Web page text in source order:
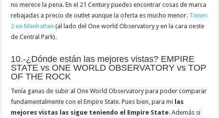
no merece la pena. En el 21 Century puedes encontrar cosas de marca
rebajadas a precio de outlet aunque la oferta es mucho menor. Tienes
2 en Manhattan (al lado del One world Observatory y en la cara oeste
de Central Park).
10.-¿Dónde están las mejores vistas? EMPIRE
STATE vs ONE WORLD OBSERVATORY vs TOP
OF THE ROCK
Tenía ganas de subir al One World Observatory para poder comparar
fundamentalmente con el Empire State. Pues bien, para mi las
mejores vistas las sigue teniendo el Empire State. Además si